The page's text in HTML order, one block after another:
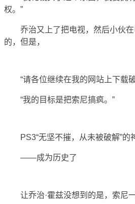
权。”
乔治又上了把电视，然后小伙
的，但是，
“请各位继续在我的网站上下载
“我的目标是把索尼搞疯。”
PS3“无坚不摧，从未被破解”
——成为历史了
让乔治·霍兹没想到的是，索尼